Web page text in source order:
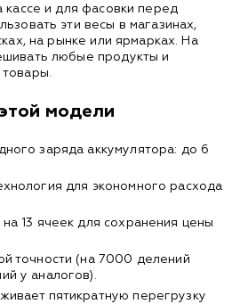
кассе и для фасовки перед
эти весы в магазинах,
на рынке или ярмарках. На
любые продукты и
модели
заряда аккумулятора: до 6
для экономного расхода
13 ячеек для сохранения цены
точности (на 7000 делений
у аналогов).
пятикратную перегрузку